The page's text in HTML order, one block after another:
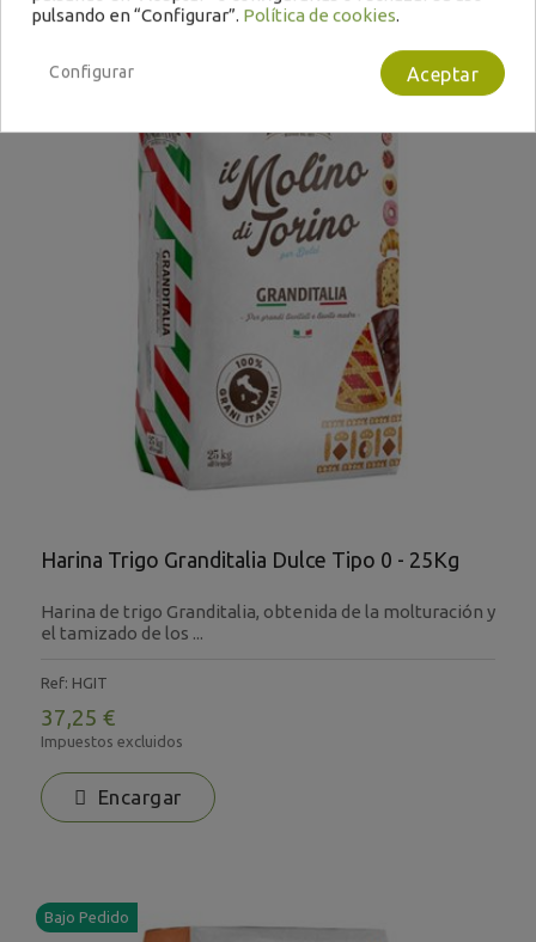
Harina Trigo Granditalia Dulce Tipo 0 - 25Kg
Harina de trigo Granditalia, obtenida de la molturación y
el tamizado de los ...
Ref: HGIT
37,25 €
Impuestos excluidos
Encargar
Bajo Pedido
Bajo Pedido
pulsando en “Configurar”. Política de cookies.
Aceptar
Configurar